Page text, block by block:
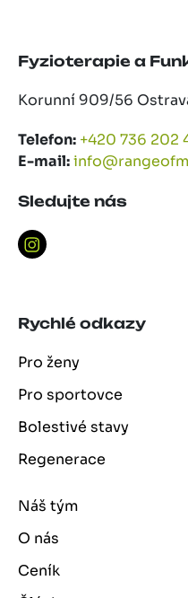
Fyzioterapie a
Korunní 909/56
Telefon: +420 736 202
E-mail:
Sledujte nás
Rychlé odkazy
Pro ženy
Pro sportovce
Bolestivé stavy
Regenerace
Náš tým
O nás
Ceník